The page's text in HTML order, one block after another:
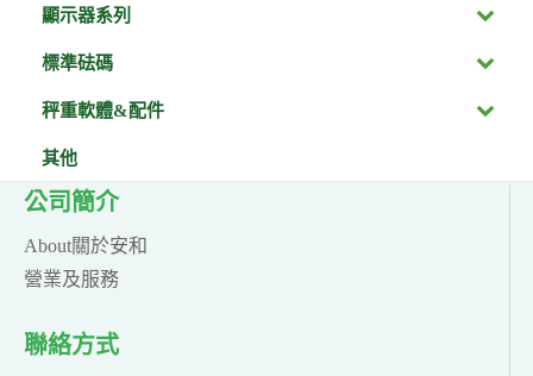
顯示器系列
標準砝碼
秤重軟體&配件
其他
公司簡介
About關於安和
營業及服務
聯絡方式